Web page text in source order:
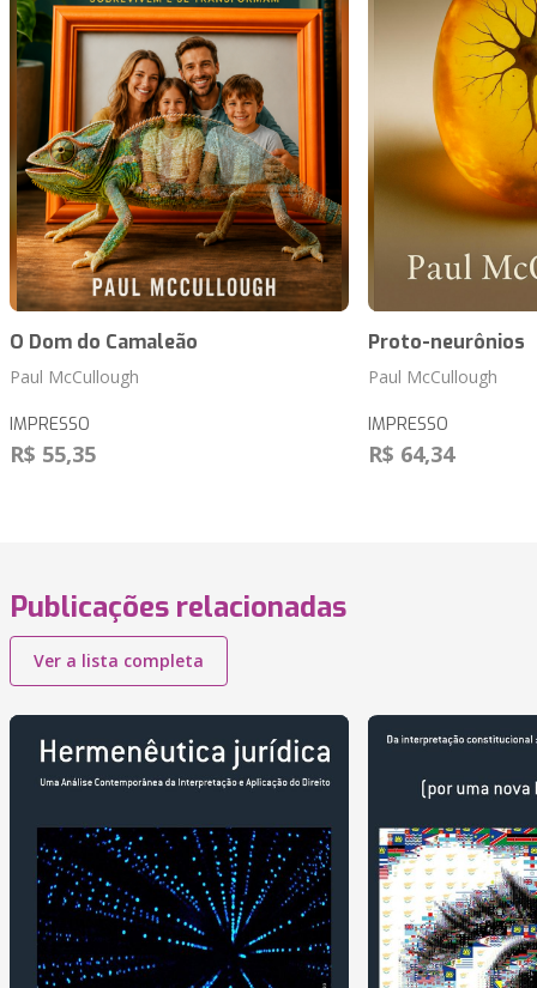
O Dom do Camaleão
Paul McCullough
IMPRESSO
R$ 55,35
Proto-neurônios
Paul McCullough
IMPRESSO
R$ 64,34
Publicações relacionadas
Ver a lista completa